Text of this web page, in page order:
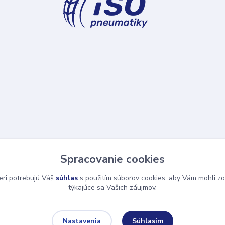
Spracovanie cookies
potrebujú Váš súhlas s použitím súborov cookies, aby Vám mohli
týkajúce sa Vašich záujmov.
Nastavenia Súhlasím